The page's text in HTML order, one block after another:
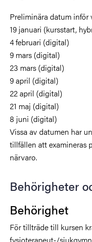
Preliminära datum inför
19 januari (kursstart,
4 februari (digital)
9 mars (digital)
23 mars (digital)
9 april (digital)
22 april (digital)
21 maj (digital)
8 juni (digital)
Vissa av datumen har
tillfällen att examineras
närvaro.
Behörigheter
Behörighet
För tillträde till kursen